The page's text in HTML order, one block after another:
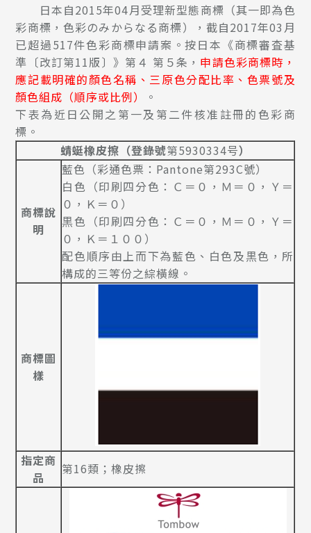
日本自2015年04月受理新型態商標（其一即為色
彩商標，色彩のみからなる商標），截自2017年03月
已超過517件色彩商標申請案。按日本《商標審査基
準〔改訂第11版〕》第４ 第５条， 申請色彩商標時，
應記載明確的顏色名稱、三原色分配比率、色票號及
顏色組成（順序或比例）
。
下表為近日公開之第一及第二件核准註冊的色彩商
標。
蜻蜓橡皮擦 （登錄號第5930334号）
商標說
明
藍色（彩通色票：Pantone第293C號）
白色（印刷四分色：Ｃ＝０，Ｍ＝０，Ｙ＝
０，Ｋ＝０）
黒色（印刷四分色：Ｃ＝０，Ｍ＝０，Ｙ＝
０，Ｋ＝１００）
配色順序由上而下為藍色、白色及黒色，所
構成的三等份之綜橫線。
商標圖
樣
指定商
品
第16類；橡皮擦